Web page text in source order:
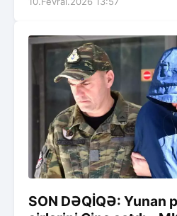
SON DƏQİQƏ: Yunan